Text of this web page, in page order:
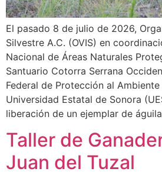
El pasado 8 de julio de 2026,
Silvestre A.C. (OVIS) en
Nacional de Áreas Naturales
Santuario Cotorra Serrana
Federal de Protección al Ambiente
Universidad Estatal de Sonora
liberación de un ejemplar de
Taller de
Juan del Tuzal